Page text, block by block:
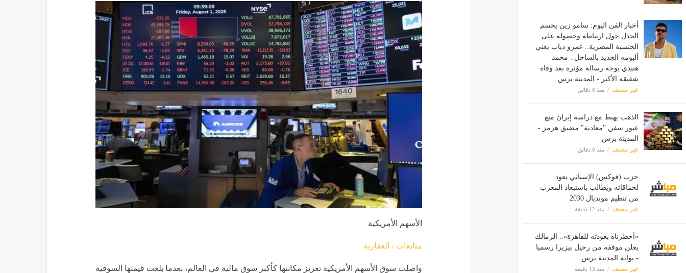
أخبار الفن اليوم: سامو زين يحسم
الجدل حول ارتباطه وحصوله على
الجنسية المصرية.. عمرو دياب يغني
ألبومه الجديد بالساحل.. محمد
هنيدي يوجه رسالة مؤثرة بعد وفاة
شقيقه الأكبر - المدينة برس
غير مصنف منذ 8 دقائق
الذهب يهبط مع دراسة إيران منع
عبور سفن "معادية" مضيق هرمز -
المدينة برس
غير مصنف منذ 8 دقائق
حزب (فوكس) الإسباني يعود
لحماقاته ويطالب باستبعاد المغرب
من تنظيم مونديال 2030
غير مصنف منذ 12 دقيقة
«أخطرناه بعودته للقاهرة».. الزمالك
يعلن موقفه من رحيل بيزيرا رسميا
- بوابة المدينة برس
غير مصنف منذ 13 دقيقة
الأسهم الأمريكية
متابعات - العقارية
واصلت سوق الأسهم الأمريكية تعزيز مكانتها كأكبر سوق مالية في العالم، بعدما بلغت قيمتها السوقية